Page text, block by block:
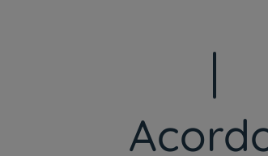
Para profissionais